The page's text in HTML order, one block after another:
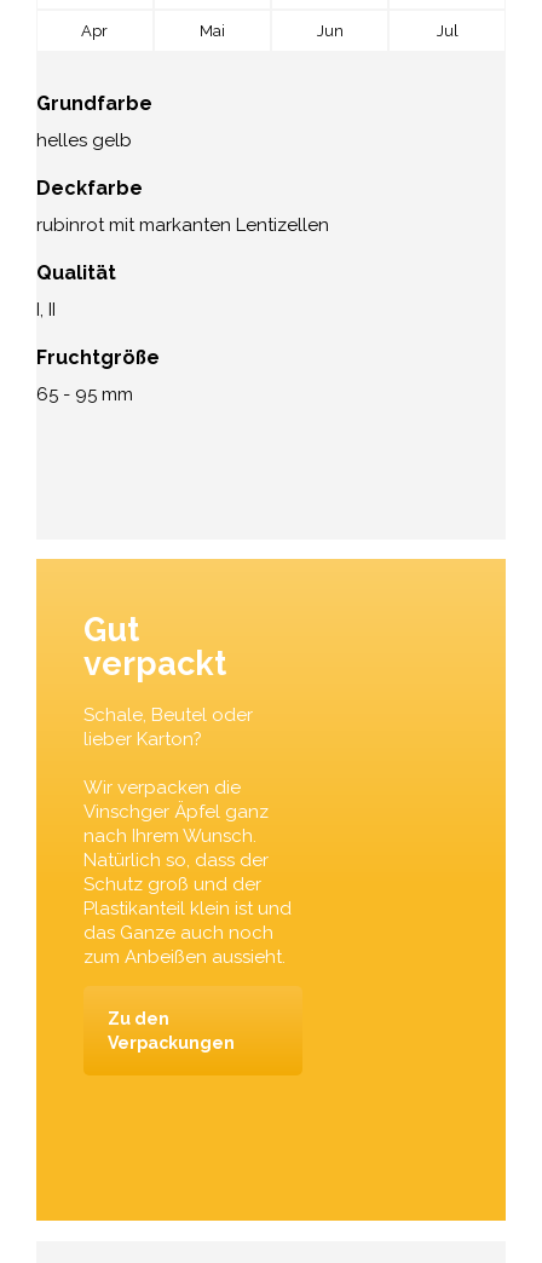
Apr Mai Jun Jul
Grundfarbe
helles gelb
Deckfarbe
rubinrot mit markanten Lentizellen
Qualität
I, II
Fruchtgröße
65 - 95 mm
Gut
verpackt
Schale, Beutel oder
lieber Karton?
Wir verpacken die
Vinschger Äpfel ganz
nach Ihrem Wunsch.
Natürlich so, dass der
Schutz groß und der
Plastikanteil klein ist und
das Ganze auch noch
zum Anbeißen aussieht.
Zu den
Verpackungen